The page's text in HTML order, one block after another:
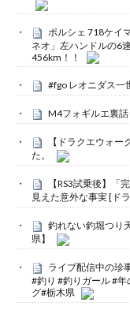
ポルシェ 718ケイ
ネオ」左ハンドルの6
456km！！
#fgo レオニダス一
M4フォギルエ裏話
【ドラクエウォ
た。
【RS3試乗後】
見えた意外な事実 [ド
釣れない釣堀つり
県】
ライブ配信中の珍
#釣り #釣りガール #
グ#栃木県